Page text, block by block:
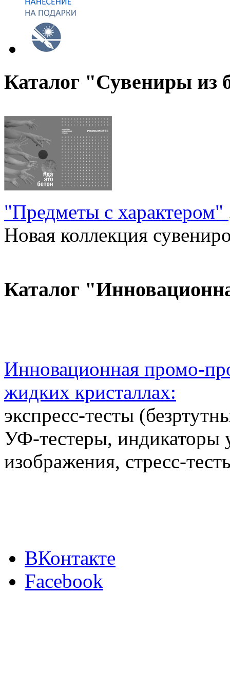
Каталог "Сувениры из
"Предметы с характером"
Новая коллекция
Каталог
Инновационная промо-
жидких кристаллах:
экспресс-тесты
УФ-тестеры, индикаторы
изображения, стресс-
ВКонтакте
Facebook